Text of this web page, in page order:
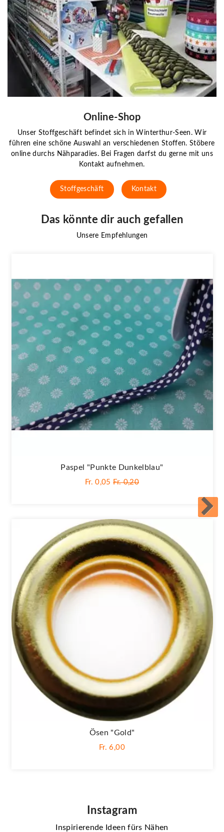
Online-Shop
Unser Stoffgeschäft befindet sich in Winterthur-Seen. Wir
führen eine schöne Auswahl an verschiedenen Stoffen. Stöbere
online durchs Nähparadies. Bei Fragen darfst du gerne mit uns
Kontakt aufnehmen.
Stoffgeschäft Kontakt
Das könnte dir auch gefallen
Unsere Empfehlungen
Paspel "Punkte Dunkelblau"
Fr. 0,05 Fr. 0,20
Ösen "Gold"
Fr. 6,00
Instagram
Inspirierende Ideen fürs Nähen